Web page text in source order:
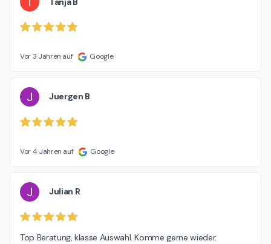
Vor 3 Jahren auf Google
J Juergen B
Vor 4 Jahren auf Google
J Julian R
Top Beratung, klasse Auswahl. Komme gerne wieder.